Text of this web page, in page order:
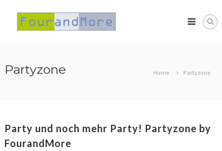
content
FourandMore
Partyzone Home Partyzone
Party und noch mehr Party! Partyzone by
FourandMore